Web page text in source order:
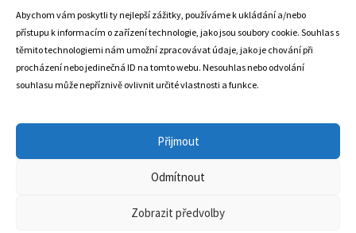
Abychom vám poskytli ty nejlepší zážitky, používáme k ukládání a/nebo
přístupu k informacím o zařízení technologie, jako jsou soubory cookie. Souhlas s
těmito technologiemi nám umožní zpracovávat údaje, jako je chování při
procházení nebo jedinečná ID na tomto webu. Nesouhlas nebo odvolání
souhlasu může nepříznivě ovlivnit určité vlastnosti a funkce.
Přijmout
Odmítnout
Zobrazit předvolby
Nám. M.R.Štefanika 518,
Trstená 02801
info@dojezdovakola.com